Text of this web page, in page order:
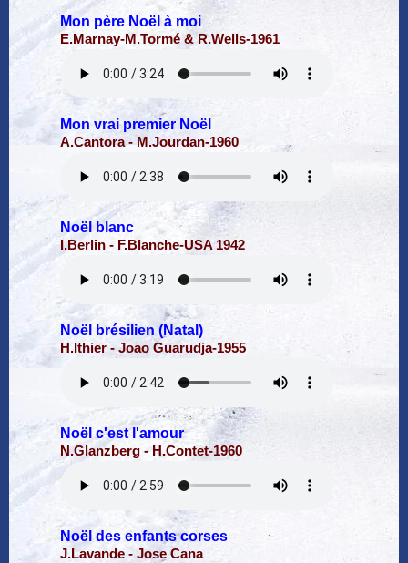
Mon père Noël à moi
E.Marnay-M.Tormé & R.Wells-1961
Mon vrai premier Noël
A.Cantora - M.Jourdan-1960
Noël blanc
I.Berlin - F.Blanche-USA 1942
Noël brésilien (Natal)
H.Ithier - Joao Guarudja-1955
Noël c'est l'amour
N.Glanzberg - H.Contet-1960
Noël des enfants corses
J.Lavande - Jose Cana